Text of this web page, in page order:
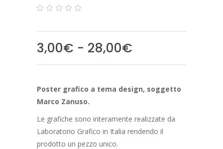
on
customer
3,00€ - 28,00€
da
3,00€
28,00€
Poster grafico a tema design, soggetto
Marco Zanuso.
Le grafiche sono interamente realizzate da
Laboratorio Grafico in Italia rendendo il
prodotto un pezzo unico.